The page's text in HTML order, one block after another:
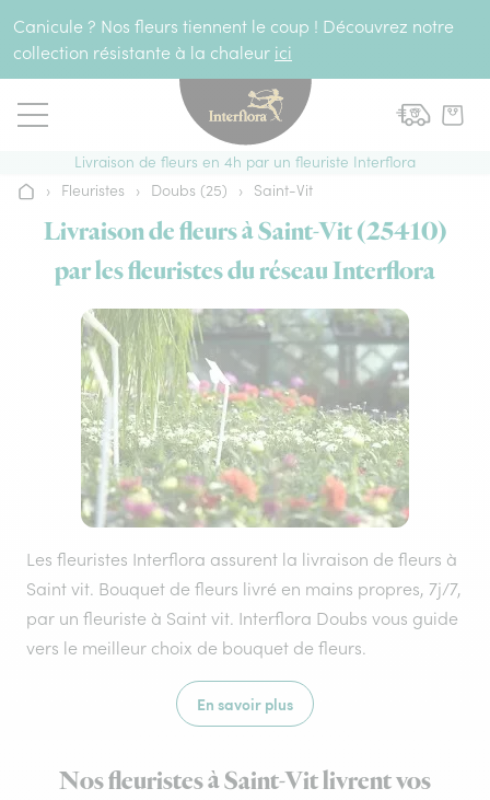
Canicule ? Nos fleurs tiennent le coup ! Découvrez notre
collection résistante à la chaleur ici
Livraison de fleurs en 4h par un fleuriste Interflora
Accueil
› Fleuristes › Doubs (25) › Saint-Vit
Livraison de fleurs à Saint-Vit (25410)
par les fleuristes du réseau Interflora
Les fleuristes Interflora assurent la livraison de fleurs à
Saint vit. Bouquet de fleurs livré en mains propres, 7j/7,
par un fleuriste à Saint vit. Interflora Doubs vous guide
vers le meilleur choix de bouquet de fleurs.
En savoir plus
Nos fleuristes à Saint-Vit livrent vos